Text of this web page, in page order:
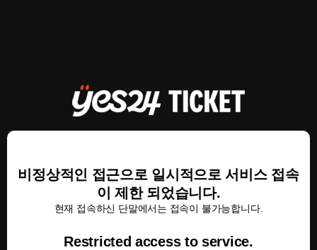
비정상적인 접근으로 일시적으로 서비스 접속
이 제한 되었습니다.
현재 접속하신 단말에서는 접속이 불가능합니다.
Restricted access to service.